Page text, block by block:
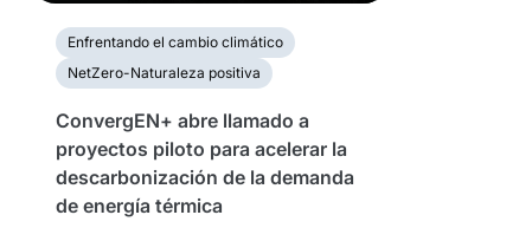
Enfrentando el cambio climático
NetZero-Naturaleza positiva
ConvergEN+ abre llamado a
proyectos piloto para acelerar la
descarbonización de la demanda
de energía térmica